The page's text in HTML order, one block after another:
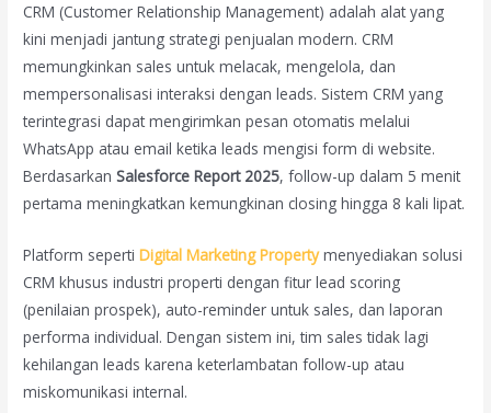
CRM (Customer Relationship Management) adalah alat yang
kini menjadi jantung strategi penjualan modern. CRM
memungkinkan sales untuk melacak, mengelola, dan
mempersonalisasi interaksi dengan leads. Sistem CRM yang
terintegrasi dapat mengirimkan pesan otomatis melalui
WhatsApp atau email ketika leads mengisi form di website.
BerdasarkanSalesforce Report 2025, follow-up dalam 5 menit
pertama meningkatkan kemungkinan closing hingga 8 kali lipat.
Platform sepertiDigital Marketing Propertymenyediakan solusi
CRM khusus industri properti dengan fitur lead scoring
(penilaian prospek), auto-reminder untuk sales, dan laporan
performa individual. Dengan sistem ini, tim sales tidak lagi
kehilangan leads karena keterlambatan follow-up atau
miskomunikasi internal.